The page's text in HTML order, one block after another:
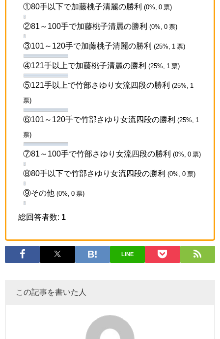
①80手以下で加藤桃子清麗の勝利 (0%, 0 票)
②81～100手で加藤桃子清麗の勝利 (0%, 0 票)
③101～120手で加藤桃子清麗の勝利 (25%, 1 票)
④121手以上で加藤桃子清麗の勝利 (25%, 1 票)
⑤121手以上で竹部さゆり女流四段の勝利 (25%, 1
票)
⑥101～120手で竹部さゆり女流四段の勝利 (25%, 1
票)
⑦81～100手で竹部さゆり女流四段の勝利 (0%, 0 票)
⑧80手以下で竹部さゆり女流四段の勝利 (0%, 0 票)
⑨その他 (0%, 0 票)
総回答者数: 1
LINE
この記事を書いた人